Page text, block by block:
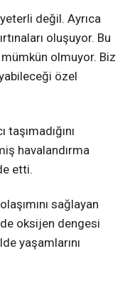
değil. Ayrıca
oluşuyor. Bu
olmuyor. Biz
özel
havalandırma
etti.
sağlayan
oksijen dengesi
yaşamlarını